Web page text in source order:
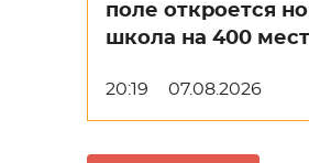
поле откроется
школа на 400 мест
20:19 07.08.2026